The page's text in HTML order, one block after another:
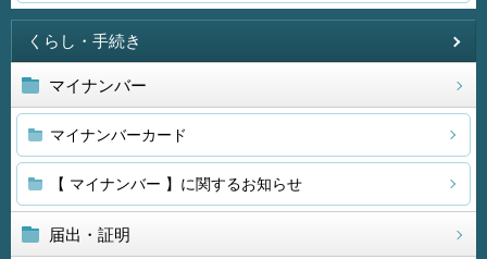
くらし・手続き
マイナンバー
マイナンバーカード
【 マイナンバー 】に関するお知らせ
届出・証明